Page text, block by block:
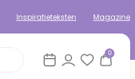
Inspiratieteksten Magazine
0